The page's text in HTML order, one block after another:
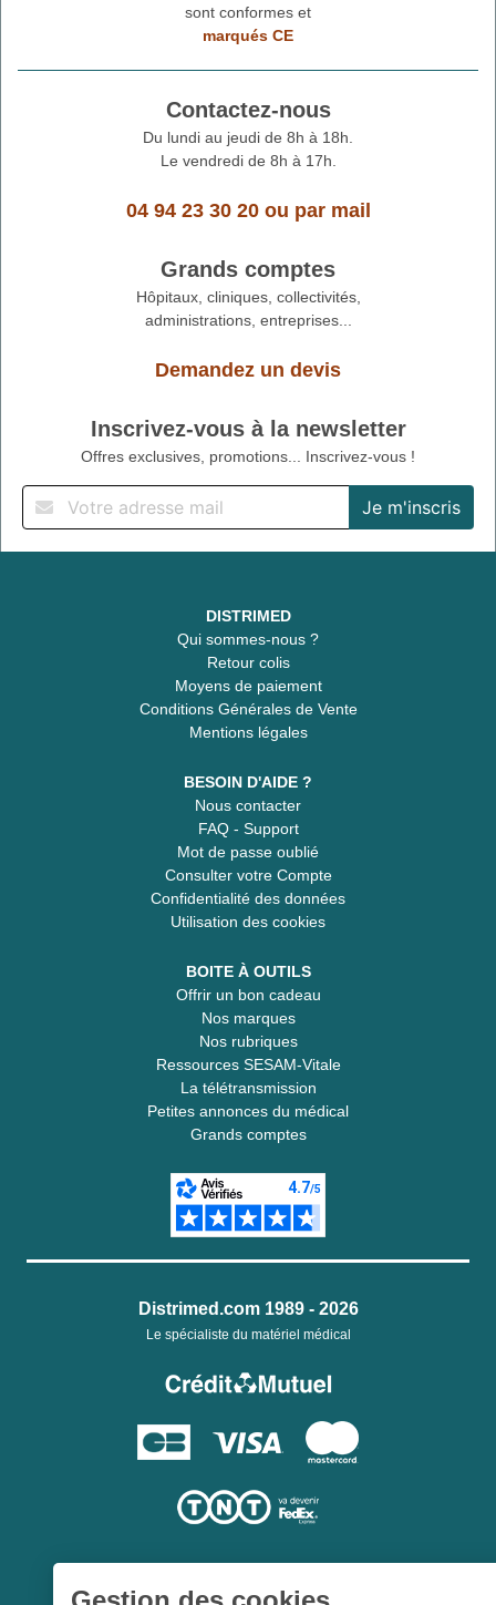
sont conformes et
marqués CE
Contactez-nous
Du lundi au jeudi de 8h à 18h.
Le vendredi de 8h à 17h.
04 94 23 30 20ou par mail
Grands comptes
Hôpitaux, cliniques, collectivités,
administrations, entreprises...
Demandez un devis
Inscrivez-vous à la newsletter
Offres exclusives, promotions... Inscrivez-vous !
DISTRIMED
Qui sommes-nous ?
Retour colis
Moyens de paiement
Conditions Générales de Vente
Mentions légales
BESOIN D'AIDE ?
Nous contacter
FAQ - Support
Mot de passe oublié
Consulter votre Compte
Confidentialité des données
Utilisation des cookies
BOITE À OUTILS
Offrir un bon cadeau
Nos marques
Nos rubriques
Ressources SESAM-Vitale
La télétransmission
Petites annonces du médical
Grands comptes
Distrimed.com 1989 - 2026
Le spécialiste du matériel médical